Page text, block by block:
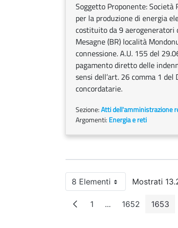
Soggetto Proponente: Società
per la produzione di energia
costituito da 9 aerogeneratori
Mesagne (BR) località
connessione. A.U. 155 del
pagamento diretto delle
sensi dell’art. 26 comma 1
concordatarie.
Sezione:Atti dell'amministrazione
Argomenti: Energia e reti
8 ElementiPer paginaMostrati
Pagina
1 ...Pagine intermedie
Pagina
1652 1653